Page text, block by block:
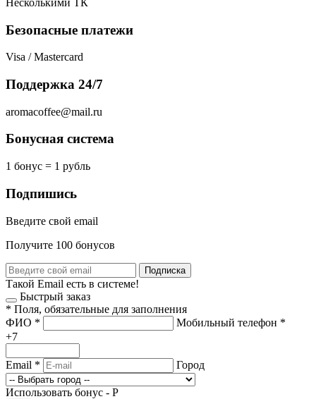
Безопасные платежи
Visa / Mastercard
Поддержка 24/7
aromacoffee@mail.ru
Бонусная система
1 бонус = 1 рубль
Подпишись
Введите свой email
Получите 100 бонусов
Подписка
Такой Email есть в системе!
Быстрый заказ
* Поля, обязательные для заполнения
ФИО * Мобильный телефон *
+7
Email * Город
Использовать бонус - Р